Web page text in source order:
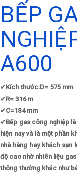
BẾP
A600
✔Kích thước:D= 575 mm
✔R= 316 m
✔C=184 mm
✔Bếp gas công nghiệp
hiện nay và là một phần
nhà hàng hay khách
độ cao nhờ nhiên liệu
thông thường khác như